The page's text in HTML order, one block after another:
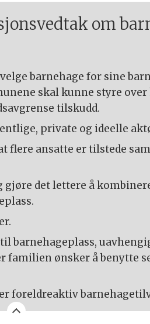
om
barnehage for sine
skal kunne styre
tilskudd.
private og ideelle
flere ansatte er tilstede
det lettere å
barnehageplass,
familien ønsker å benytte
foreldreaktiv